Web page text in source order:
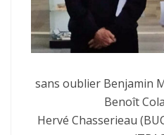
sans oublier Benjamin
Benoît
Hervé Chasserieau